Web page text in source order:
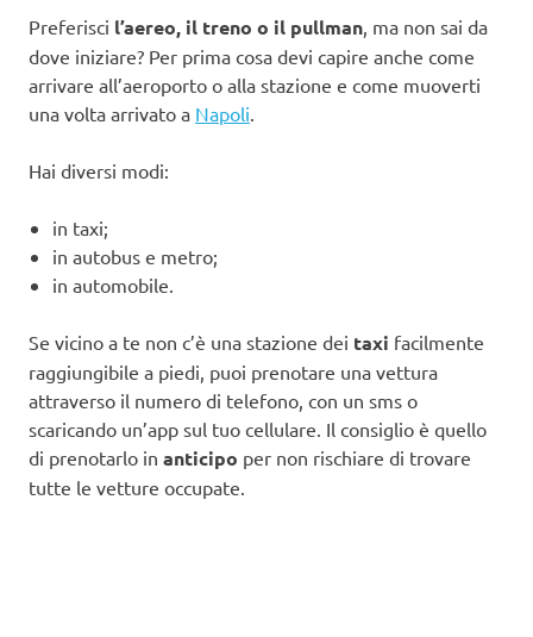
Preferisci l’aereo, il treno o il pullman, ma non sai da
dove iniziare? Per prima cosa devi capire anche come
arrivare all’aeroporto o alla stazione e come muoverti
una volta arrivato a Napoli.
Hai diversi modi:
in taxi;
in autobus e metro;
in automobile.
Se vicino a te non c’è una stazione dei taxi facilmente
raggiungibile a piedi, puoi prenotare una vettura
attraverso il numero di telefono, con un sms o
scaricando un’app sul tuo cellulare. Il consiglio è quello
di prenotarlo in anticipo per non rischiare di trovare
tutte le vetture occupate.